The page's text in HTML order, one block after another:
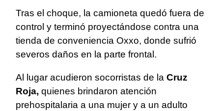
Tras el choque, la camioneta quedó fuera de
control y terminó proyectándose contra una
tienda de conveniencia Oxxo, donde sufrió
severos daños en la parte frontal.
Al lugar acudieron socorristas de la Cruz
Roja, quienes brindaron atención
prehospitalaria a una mujer y a un adulto